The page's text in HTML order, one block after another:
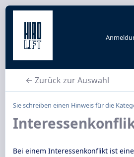
← Zurück zur Auswahl
Sie schreiben einen Hinweis für die
Bei einem Interessenkonflikt ist